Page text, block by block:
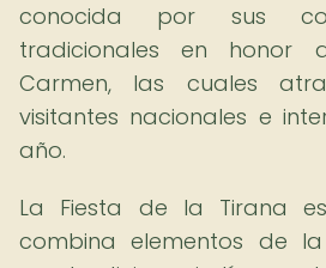
conocida por sus
tradicionales en honor
Carmen, las cuales
visitantes nacionales e
año.
La Fiesta de la Tirana
combina elementos de